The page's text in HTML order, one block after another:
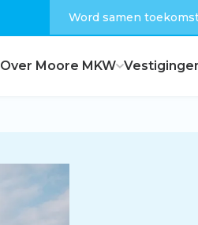
Word samen
Over Moore MKW
Raad van commissarissen